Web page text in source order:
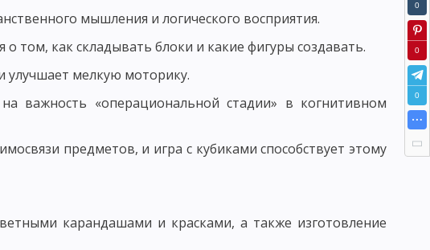
УЧЕБНО-ПОЗНАВАТЕЛЬНОЙ ДЕЯТЕЛЬНОСТИ
– МЕТОД АНАЛИЗА
МЕТОД ПОСЛЕДОВАТЕЛЬНЫХ СИТУАЦИЙ
мышления и логического восприятия.
как складывать блоки и какие фигуры создавать.
улучшает мелкую моторику.
важность «операциональной стадии» в когнитивном
предметов, и игра с кубиками способствует этому
карандашами и красками, а также изготовление
0
0
0